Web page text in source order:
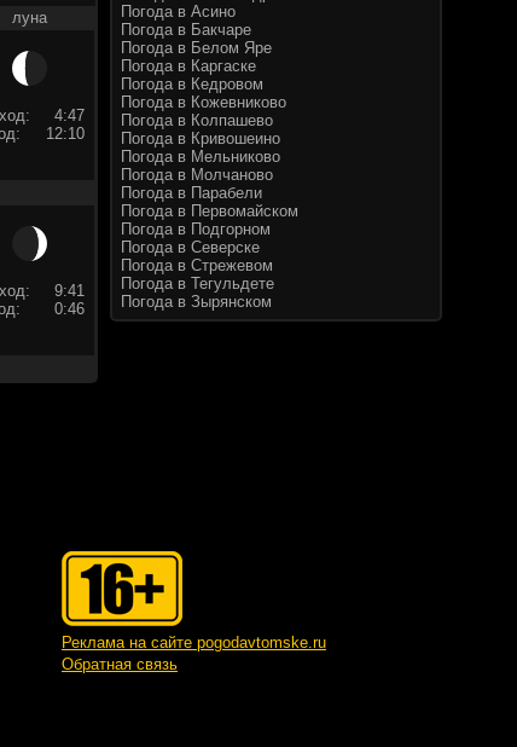
луна
4:47
12:10
9:41
0:46
Погода в Асино
Погода в Бакчаре
Погода в Белом Яре
Погода в Каргаске
Погода в Кедровом
Погода в Кожевниково
Погода в Колпашево
Погода в Кривошеино
Погода в Мельниково
Погода в Молчаново
Погода в Парабели
Погода в Первомайском
Погода в Подгорном
Погода в Северске
Погода в Стрежевом
Погода в Тегульдете
Погода в Зырянском
Реклама на сайте pogodavtomske.ru
Обратная связь